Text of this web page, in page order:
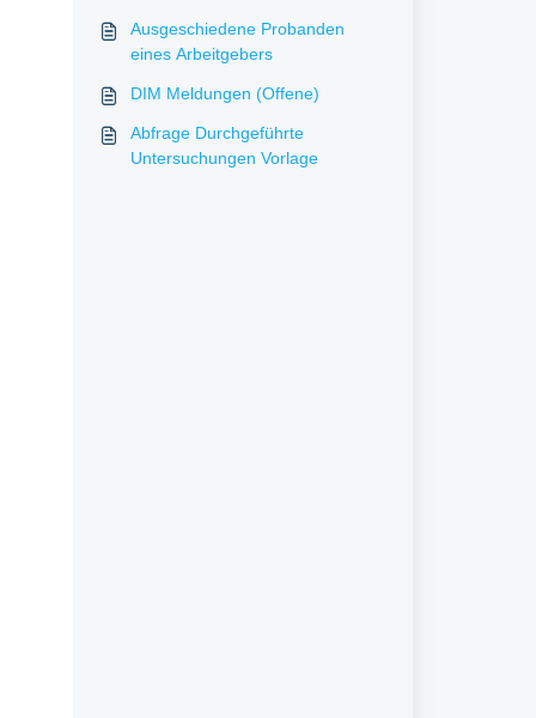
Ausgeschiedene Probanden
eines Arbeitgebers
DIM Meldungen (Offene)
Abfrage Durchgeführte
Untersuchungen Vorlage